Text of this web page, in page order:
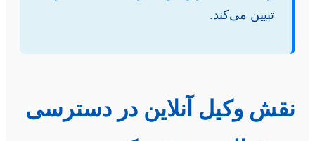
تبیین می‌کند.
وکیل آنلاین در دسترسی